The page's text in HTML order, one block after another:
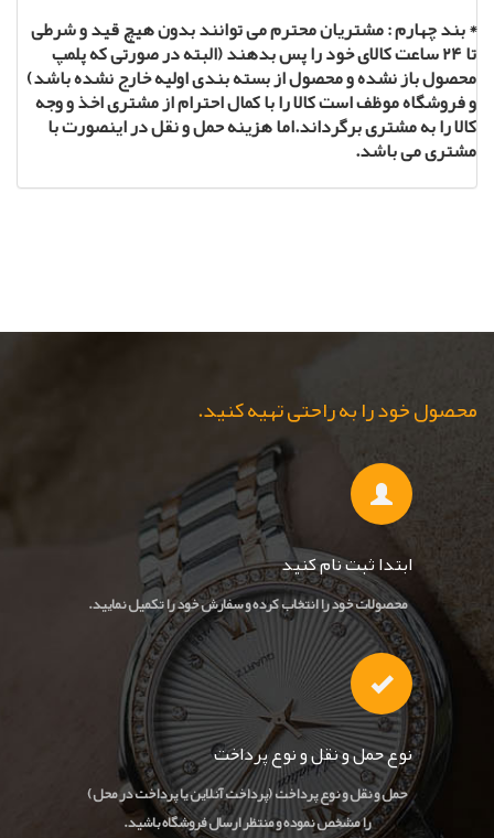
* بند چهارم : مشتریان محترم می توانند بدون هیچ قید و شرطی
تا۲۴ساعت کالای خود را پس بدهند (البته در صورتی که پلمپ
محصول باز نشده و محصول از بسته بندی اولیه خارج نشده باشد)
و فروشگاه موظف است کالا را با کمال احترام از مشتری اخذ و وجه
کالا را به مشتری برگرداند.اما هزینه حمل و نقل در اینصورت با
مشتری می باشد.
محصول خود را به راحتی تهیه کنید.
ابتدا ثبت نام کنید
محصولات خود را انتخاب کرده و سفارش خود را تکمیل نمایید.
نوع حمل و نقل و نوع پرداخت
حمل و نقل و نوع پرداخت (پرداخت آنلاین یا پرداخت در محل)
را مشخص نموده و منتظر ارسال فروشگاه باشید.